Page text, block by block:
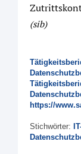
(sib)
https://
Stichwörter: